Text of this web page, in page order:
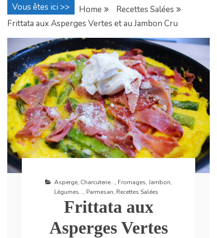
Vous êtes ici >> Home
Recettes Salées
Frittata aux Asperges Vertes et au Jambon Cru
Asperge, Charcuterie..., Fromages, Jambon,
Légumes..., Parmesan, Recettes Salées
Frittata aux
Asperges Vertes